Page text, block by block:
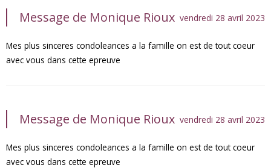
Message de Monique Rioux vendredi 28 avril 2023
Mes plus sinceres condoleances a la famille on est de tout coeur
avec vous dans cette epreuve
Message de Monique Rioux vendredi 28 avril 2023
Mes plus sinceres condoleances a la famille on est de tout coeur
avec vous dans cette epreuve